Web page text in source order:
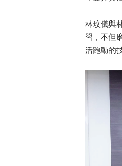
林玟儀與
習，不但
活跑動的